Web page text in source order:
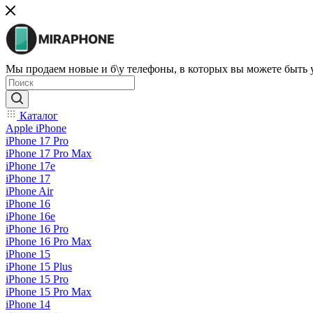
Мы продаем новые и б\у телефоны, в которых вы можете быть
Каталог
Apple iPhone
iPhone 17 Pro
iPhone 17 Pro Max
iPhone 17e
iPhone 17
iPhone Air
iPhone 16
iPhone 16e
iPhone 16 Pro
iPhone 16 Pro Max
iPhone 15
iPhone 15 Plus
iPhone 15 Pro
iPhone 15 Pro Max
iPhone 14